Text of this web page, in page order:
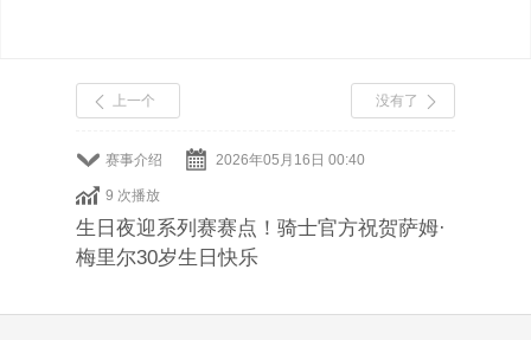
赛事介绍 2026年05月16日 00:40
9 次播放
上一个 没有了
生日夜迎系列赛赛点！骑士官方祝贺萨姆·
梅里尔30岁生日快乐